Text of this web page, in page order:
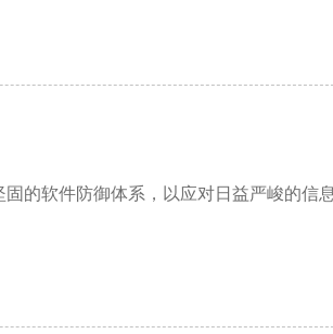
的软件防御体系，以应对日益严峻的信